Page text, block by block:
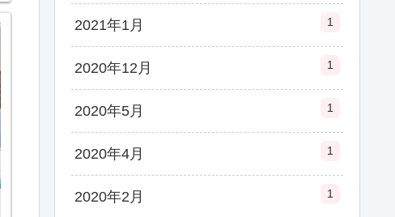
2021年1月 1
2020年12月 1
2020年5月 1
2020年4月 1
2020年2月 1